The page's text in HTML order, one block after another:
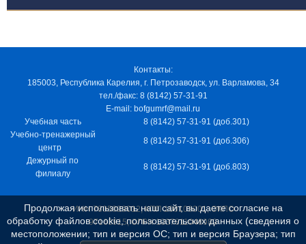
Контакты:
185003, Республика Карелия, г. Петрозаводск, ул. Варламова, 34
тел./факс: 8 (8142) 57-31-91
E-mail: bofgumrf@mail.ru
Учебная часть
8 (8142) 57-31-91 (доб.301)
Учебно-тренажерный
центр
8 (8142) 57-31-91 (доб.306)
Дежурный по
филиалу
8 (8142) 57-31-91 (доб.803)
ИНН 7805029012, КПП 100103001, ОКПО
97163915, ОГРН 1037811048989
Продолжая использовать наш сайт, вы даете согласие на
обработку файлов cookie, пользовательских данных (сведения о
местоположении; тип и версия ОС; тип и версия Браузера; тип